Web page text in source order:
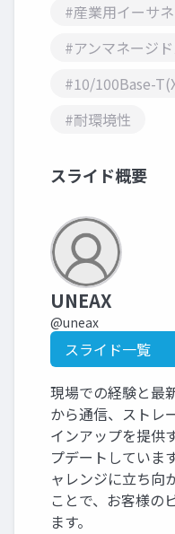
#産業用イーサ
#アンマネージ
#10/100Base-
#耐環境性
スライド概要
UNEAX
@uneax
スライド一覧
現場での経験と最
から通信、ストレ
インアップを提供
プデートしていま
ャレンジに立ち向
ことで、お客様の
ます。